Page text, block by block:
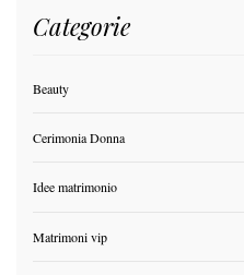
Categorie
Beauty
Cerimonia Donna
Idee matrimonio
Matrimoni vip